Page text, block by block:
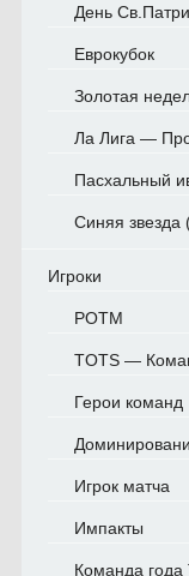
День
Еврокубок
Золотая
Ла Лига —
Пасхальный
Синяя звезда
Игроки
POTM
TOTS —
Герои команд
Игрок матча
Импакты
Команда года